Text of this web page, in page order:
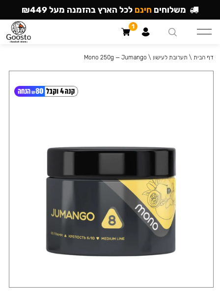
דף הבית \ תערובת לעישון \
Mono 250g — Jumango
משלוחים חינם לכל הארץ בהזמנה מעל ₪449
1